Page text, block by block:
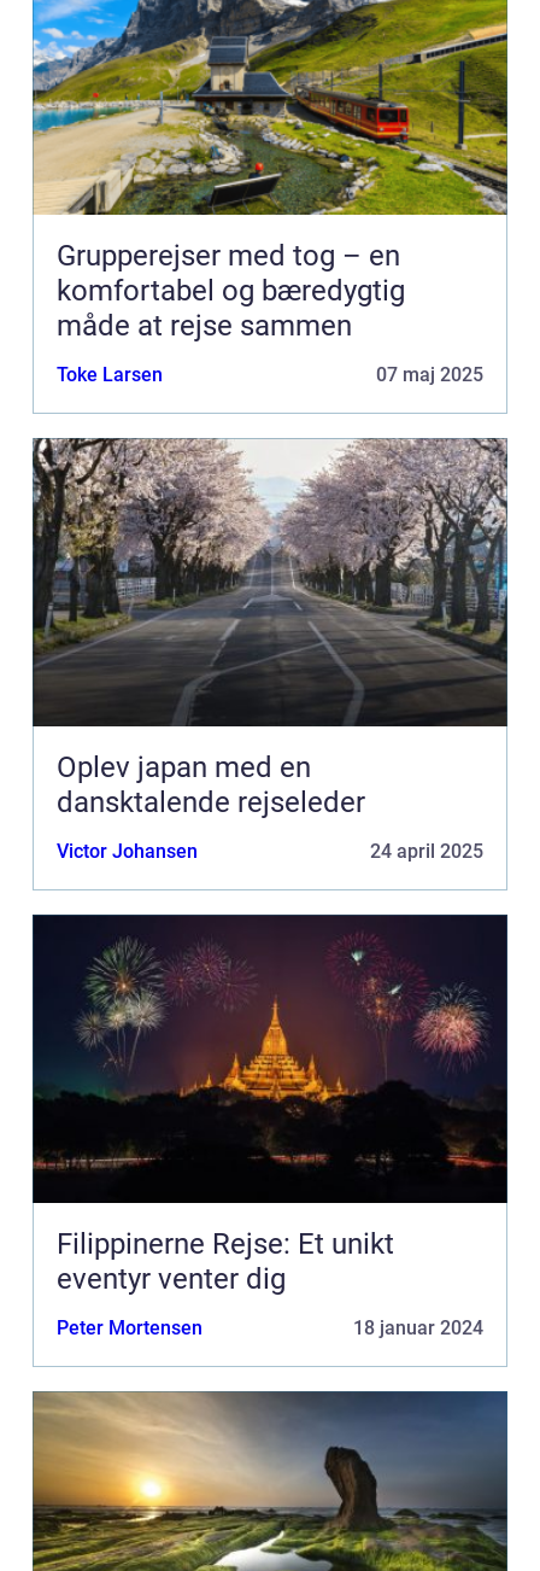
Grupperejser med tog – en
komfortabel og bæredygtig
måde at rejse sammen
Toke Larsen 07 maj 2025
Oplev japan med en
dansktalende rejseleder
Victor Johansen 24 april 2025
Filippinerne Rejse: Et unikt
eventyr venter dig
Peter Mortensen 18 januar 2024